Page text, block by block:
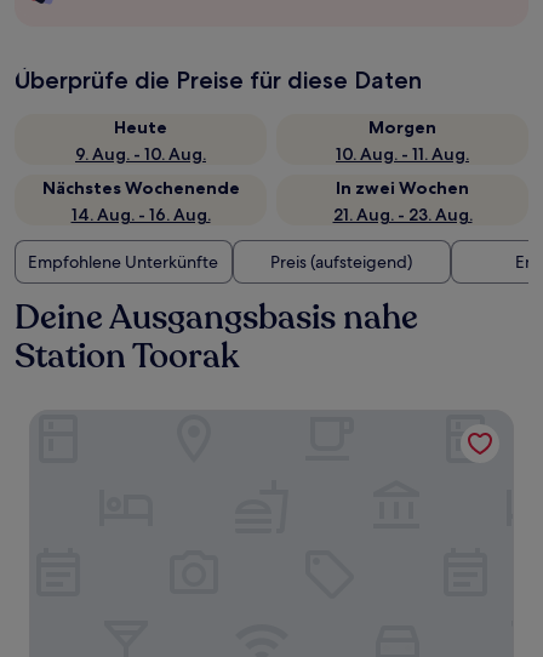
Überprüfe die Preise für diese Daten
Heute
9. Aug. - 10. Aug.
Morgen
10. Aug. - 11. Aug.
Nächstes Wochenende
14. Aug. - 16. Aug.
In zwei Wochen
21. Aug. - 23. Aug.
Empfohlene Unterkünfte Preis (aufsteigend)
Deine Ausgangsbasis nahe
Station Toorak